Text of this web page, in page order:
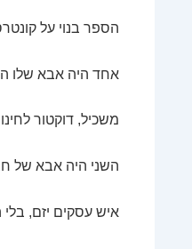
הספר בנוי על
אחד היה אבא שלו
משכיל, דוקטור
השני היה אבא של
איש עסקים יזם,